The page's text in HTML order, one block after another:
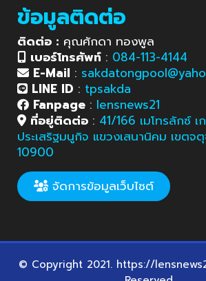
ข้อมูลติดต่อ
ติดต่อ : คุณศักดา ทองพูล
เบอร์โทรศัพท์ : 084-113-4144
E-Mail :
LINE ID : tpsakda
Fanpage : lensnews21
ที่อยู่ติดต่อ : 41/166 เมโทรลักซ์
ประเสริฐมนูกิจ แขวงเสนานิคม เขตจ
10900
จัดการข้อมูลเว็บไซต์
© Copyright 2021. https://